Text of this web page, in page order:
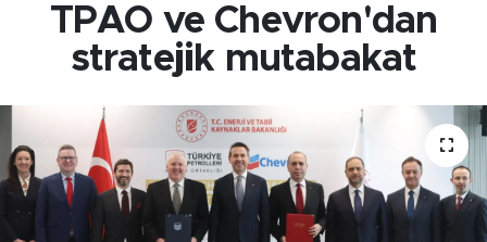
TPAO ve Chevron'dan
stratejik mutabakat